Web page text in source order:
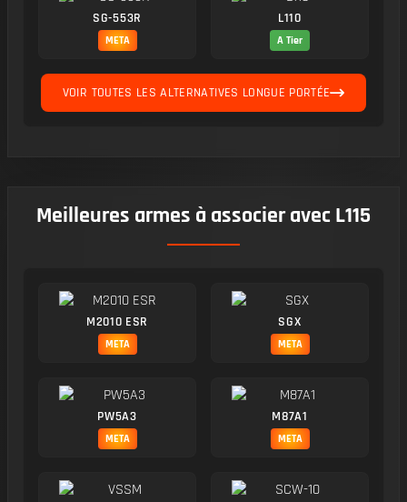
SG-553R
META
L110
A Tier
VOIR TOUTES LES ALTERNATIVES LONGUE PORTÉE
Meilleures armes à associer avec L115
M2010 ESR
META
SGX
META
PW5A3
META
M87A1
META